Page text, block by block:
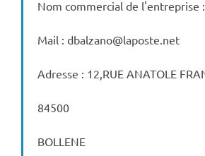
Nom commercial de l'entreprise
Mail : dbalzano@laposte.net
Adresse : 12,RUE ANATOLE
84500
BOLLENE